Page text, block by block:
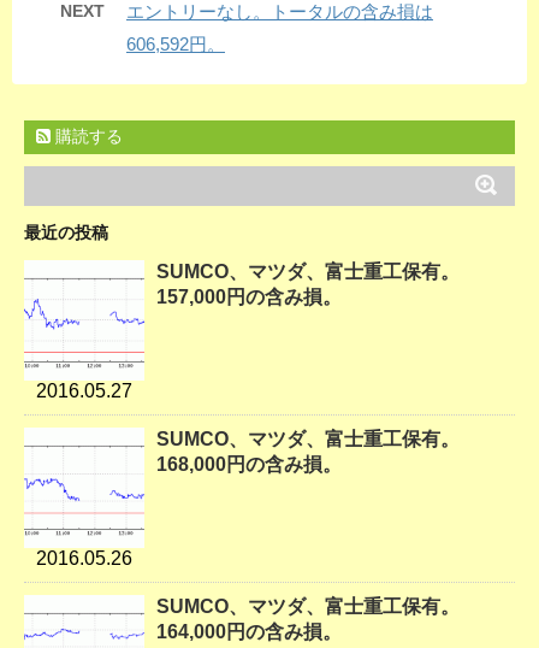
NEXT
エントリーなし。トータルの含み損は
606,592円。
購読する
最近の投稿
2016.05.27
SUMCO、マツダ、富士重工保有。
157,000円の含み損。
2016.05.26
SUMCO、マツダ、富士重工保有。
168,000円の含み損。
SUMCO、マツダ、富士重工保有。
164,000円の含み損。